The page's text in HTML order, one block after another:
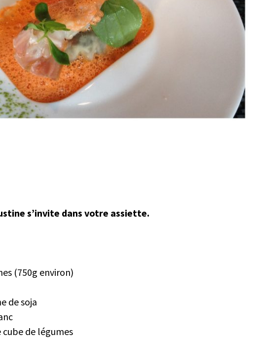
s’invite dans votre assiette.
(750g environ)
de soja
de légumes